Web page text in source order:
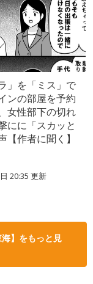
」を「ミス」で
ンの部屋を予約
女性部下の切れ
にに「スカッと
【作者に聞く】
20:35 更新
】をもっと見